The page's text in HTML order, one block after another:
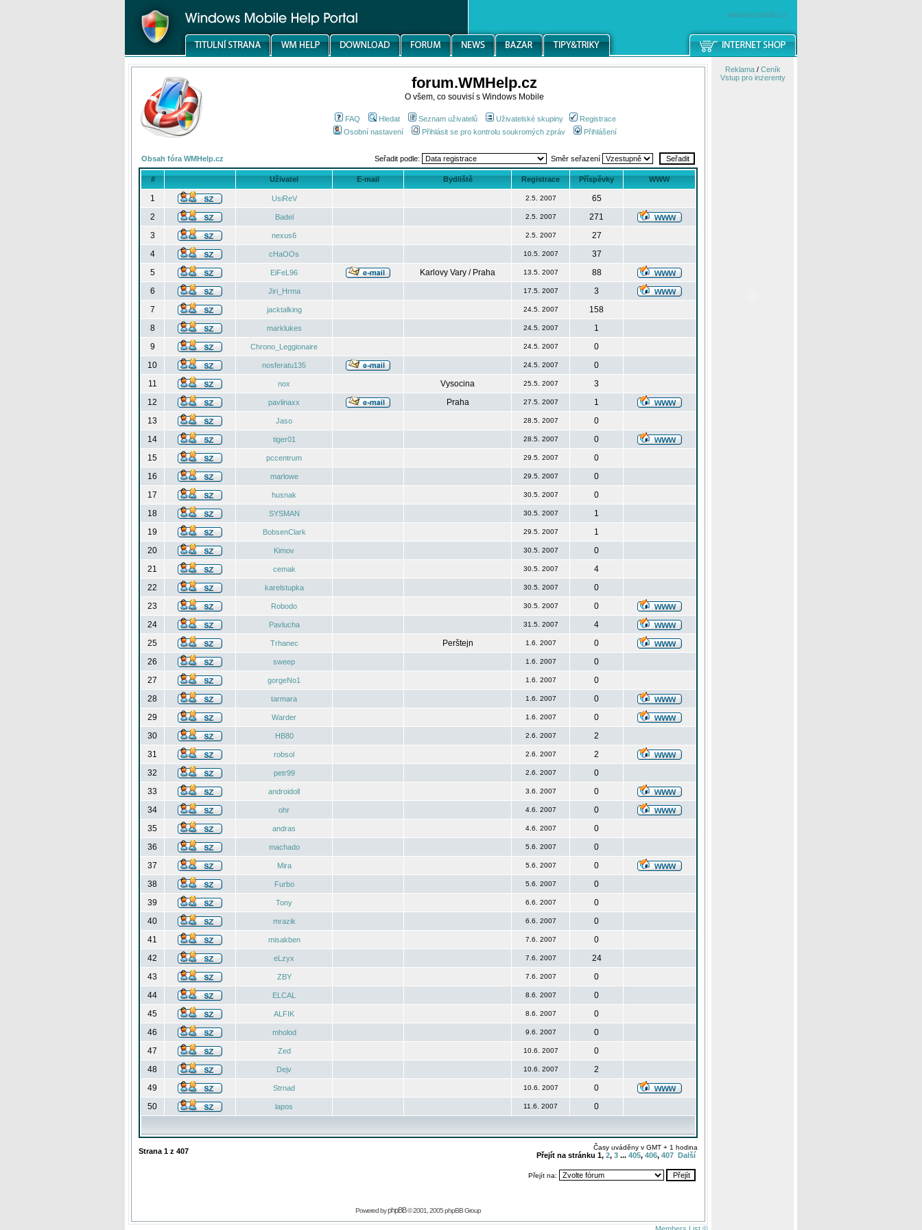
windowsmobile.cz
forum.WMHelp.cz
O všem, co souvisí s Windows Mobile
FAQ Hledat Seznam uživatelů Uživatelské skupiny
Registrace
Osobní nastavení
Přihlásit se pro kontrolu soukromých zpráv Přihlášení
Obsah fóra WMHelp.cz Seřadit podle: Směr seřazení
# Uživatel E-mail Bydliště Registrace Příspěvky WWW
1 UsiReV 2.5. 2007
65
2
Badel 2.5. 2007
271
3
nexus6 2.5. 2007
27
4
cHaOOs 10.5. 2007
37
5
EiFeL96 Karlovy Vary / Praha 13.5. 2007
88
6
Jiri_Hrma 17.5. 2007
3
7
jacktalking 24.5. 2007
158
8
marklukes 24.5. 2007
1
9
Chrono_Leggionaire 24.5. 2007
0
10
nosferatu135 24.5. 2007
0
11
nox Vysocina 25.5. 2007
3
12
pavlinaxx Praha 27.5. 2007
1
13
Jaso 28.5. 2007
0
14
tiger01 28.5. 2007
0
15
pccentrum 29.5. 2007
0
16
marlowe 29.5. 2007
0
17
husnak 30.5. 2007
0
18
SYSMAN 30.5. 2007
1
19
BobsenClark 29.5. 2007
1
20
Kimov 30.5. 2007
0
21
cemak 30.5. 2007
4
22
karelstupka 30.5. 2007
0
23
Robodo 30.5. 2007
0
24
Pavlucha 31.5. 2007
4
25
Trhanec Perštejn 1.6. 2007
0
26
sweep 1.6. 2007
0
27
gorgeNo1 1.6. 2007
0
28
tarmara 1.6. 2007
0
29
Warder 1.6. 2007
0
30
HB80 2.6. 2007
2
31
robsol 2.6. 2007
2
32
petr99 2.6. 2007
0
33
androidoll 3.6. 2007
0
34
ohr 4.6. 2007
0
35
andras 4.6. 2007
0
36
machado 5.6. 2007
0
37
Mira 5.6. 2007
0
38
Furbo 5.6. 2007
0
39
Tony 6.6. 2007
0
40
mrazik 6.6. 2007
0
41
misakben 7.6. 2007
0
42
eLzyx 7.6. 2007
24
43
ZBY 7.6. 2007
0
44
ELCAL 8.6. 2007
0
45
ALFIK 8.6. 2007
0
46
mholod 9.6. 2007
0
47
Zed 10.6. 2007
0
48
Dejv 10.6. 2007
2
49
Strnad 10.6. 2007
0
50
lapos 11.6. 2007 0
Strana 1 z 407 Časy uváděny v GMT + 1 hodina
Přejít na stránku 1, 2, 3 ... 405, 406, 407 Další
Přejít na:
Powered byphpBB© 2001, 2005 phpBB Group
Reklama/ Ceník
Vstup pro inzerenty